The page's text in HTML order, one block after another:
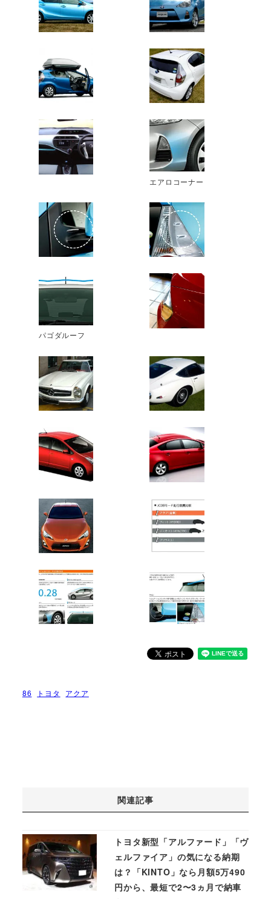
エアロコーナー
パゴダルーフ
86 トヨタ アクア
関連記事
トヨタ新型「アルファード」「ヴ
ェルファイア」の気になる納期
は？「KINTO」なら月額5万490
円から、最短で2〜3ヵ月で納車